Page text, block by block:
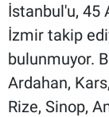
İstanbul'u, 45
İzmir takip
bulunmuyor.
Ardahan,
Rize, Sinop,